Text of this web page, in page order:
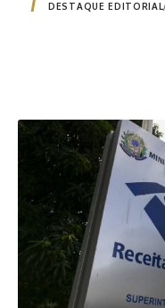
DESTAQUE EDITORIAL